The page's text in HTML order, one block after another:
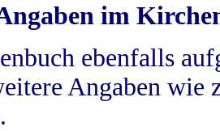
im
ebenfalls
Angaben wie